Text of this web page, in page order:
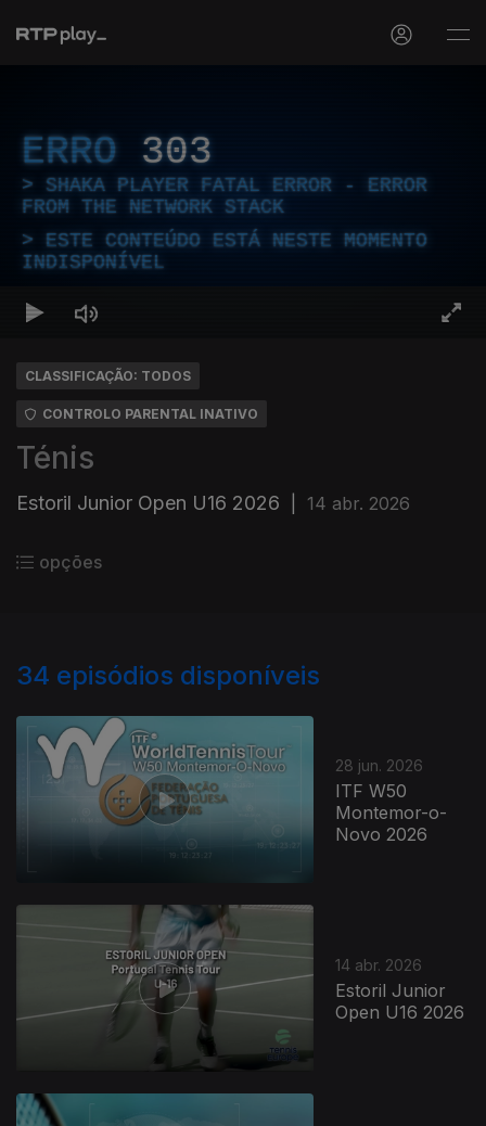
ERRO 303
SHAKA PLAYER FATAL ERROR - ERROR
FROM THE NETWORK STACK
ESTE CONTEÚDO ESTÁ NESTE MOMENTO
INDISPONÍVEL
CLASSIFICAÇÃO: TODOS
CONTROLO PARENTAL INATIVO
Ténis
Estoril Junior Open U16 2026 14 abr. 2026
opções
34 episódios disponíveis
28 jun. 2026
ITF W50
Montemor-o-
Novo 2026
14 abr. 2026
Estoril Junior
Open U16 2026